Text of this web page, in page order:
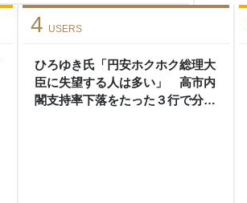
ひろゆき氏「円安ホクホク総理大
臣に失望する人は多い」 高市内
閣支持率下落をたった３行で分析
4 USERS